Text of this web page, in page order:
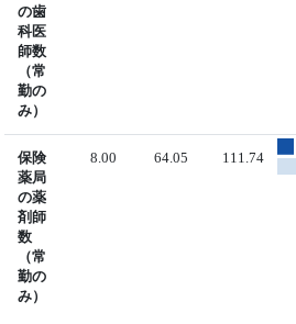
の歯
科医
師数
（常
勤の
み）
保険
薬局
の薬
剤師
数
（常
勤の
み）
8.00 64.05 111.74